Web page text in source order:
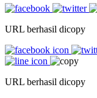
URL berhasil dicopy
URL berhasil dicopy